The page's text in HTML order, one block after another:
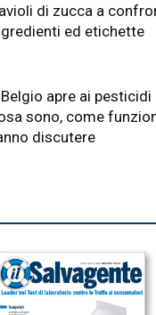
di zucca a
ed etichette
apre ai pesticidi
sono, come
discutere